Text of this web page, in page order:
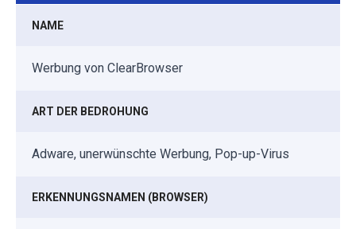
NAME
Werbung von ClearBrowser
ART DER BEDROHUNG
Adware, unerwünschte Werbung, Pop-up-Virus
ERKENNUNGSNAMEN (BROWSER)